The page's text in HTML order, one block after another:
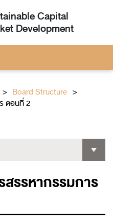
Capital
Development
Board Structure
ตอนที่ 2
รรหากรรมการ